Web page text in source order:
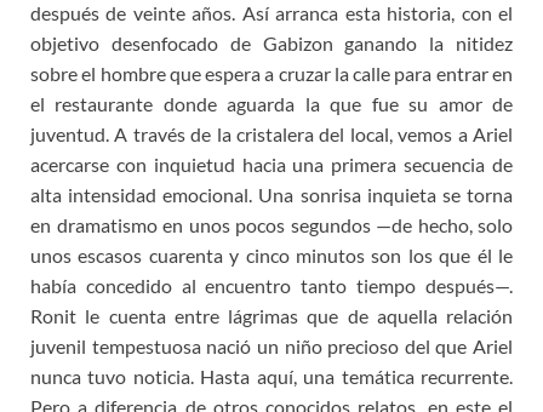
después de veinte años. Así arranca esta historia, con el
objetivo desenfocado de Gabizon ganando la nitidez
sobre el hombre que espera a cruzar la calle para entrar en
el restaurante donde aguarda la que fue su amor de
juventud. A través de la cristalera del local, vemos a Ariel
acercarse con inquietud hacia una primera secuencia de
alta intensidad emocional. Una sonrisa inquieta se torna
en dramatismo en unos pocos segundos —de hecho, solo
unos escasos cuarenta y cinco minutos son los que él le
había concedido al encuentro tanto tiempo después—.
Ronit le cuenta entre lágrimas que de aquella relación
juvenil tempestuosa nació un niño precioso del que Ariel
nunca tuvo noticia. Hasta aquí, una temática recurrente.
Pero a diferencia de otros conocidos relatos, en este el